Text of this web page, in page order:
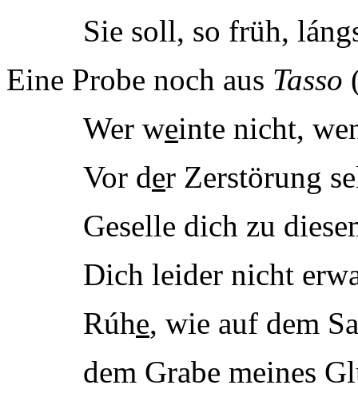
Sie soll, so früh,
Eine Probe noch aus Tasso
Wer weinte nicht,
Vor der Zerstörung
Geselle dich zu
Dich leider nicht
Rúhe, wie auf dem
dem Grabe meines